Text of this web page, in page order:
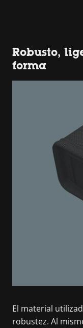
Robusto,
forma
El material
robustez. Al